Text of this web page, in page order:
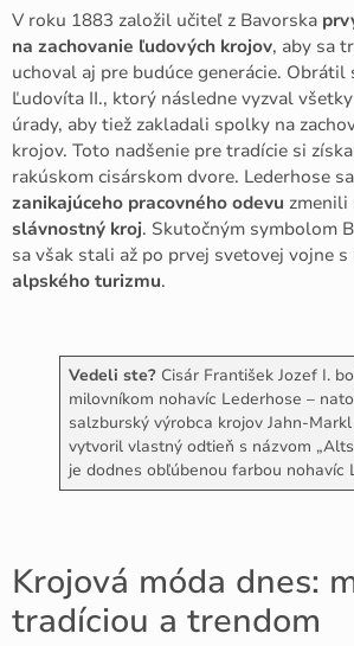
V roku 1883 založil učiteľ z Bavorska
na zachovanie ľudových krojov, aby sa
uchoval aj pre budúce generácie.
Ľudovíta II., ktorý následne vyzval
úrady, aby tiež zakladali spolky na
krojov. Toto nadšenie pre tradície si
rakúskom cisárskom dvore. Lederhose
zanikajúceho pracovného odevu zmenili
slávnostný kroj. Skutočným symbolom
sa však stali až po prvej svetovej vojne s
alpského turizmu.
Vedeli ste?Cisár František Jozef I.
milovníkom nohavíc Lederhose –
salzburský výrobca krojov Jahn-
vytvoril vlastný odtieň s názvom
je dodnes obľúbenou farbou nohavíc
Krojová móda dnes:
tradíciou a trendom